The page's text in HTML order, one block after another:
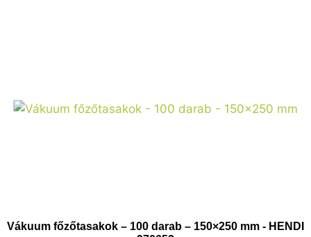
Vákuum főzőtasakok – 100 darab – 150×250 mm - HENDI